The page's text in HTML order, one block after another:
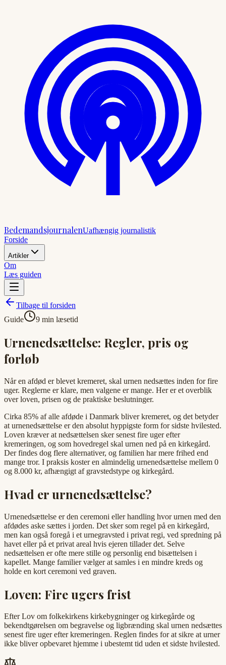
BedemandsjournalenUafhængig journalistik
Forside
Artikler
Om
Læs guiden
Tilbage til forsiden
Guide
9 min læsetid
Urnenedsættelse: Regler, pris og
forløb
Når en afdød er blevet kremeret, skal urnen nedsættes inden for fire
uger. Reglerne er klare, men valgene er mange. Her er et overblik
over loven, prisen og de praktiske beslutninger.
Cirka 85% af alle afdøde i Danmark bliver kremeret, og det betyder
at urnenedsættelse er den absolut hyppigste form for sidste hvilested.
Loven kræver at nedsættelsen sker senest fire uger efter
kremeringen, og som hovedregel skal urnen ned på en kirkegård.
Der findes dog flere alternativer, og familien har mere frihed end
mange tror. I praksis koster en almindelig urnenedsættelse mellem 0
og 8.000 kr, afhængigt af gravstedstype og kirkegård.
Hvad er urnenedsættelse?
Urnenedsættelse er den ceremoni eller handling hvor urnen med den
afdødes aske sættes i jorden. Det sker som regel på en kirkegård,
men kan også foregå i et urnegravsted i privat regi, ved spredning på
havet eller på et privat areal hvis ejeren tillader det. Selve
nedsættelsen er ofte mere stille og personlig end bisættelsen i
kapellet. Mange familier vælger at samles i en mindre kreds og
holde en kort ceremoni ved graven.
Loven: Fire ugers frist
Efter Lov om folkekirkens kirkebygninger og kirkegårde og
bekendtgørelsen om begravelse og ligbrænding skal urnen nedsættes
senest fire uger efter kremeringen. Reglen findes for at sikre at urner
ikke bliver opbevaret hjemme i ubestemt tid uden et sidste hvilested.